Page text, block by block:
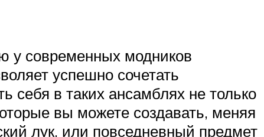
у современных модников
успешно сочетать
себя в таких ансамблях не только
вы можете создавать, меняя
лук, или повседневный предмет